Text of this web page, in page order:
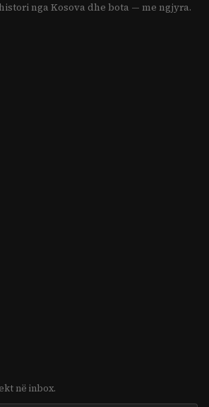
nga Kosova dhe bota — me ngjyra.
në inbox.